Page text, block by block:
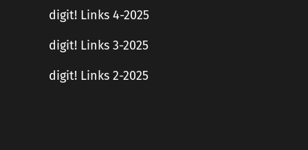
digit! Links 4-2025
digit! Links 3-2025
digit! Links 2-2025